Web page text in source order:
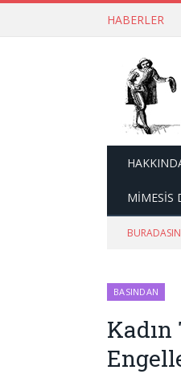
HABERLER
MİMESİS
BASINDAN